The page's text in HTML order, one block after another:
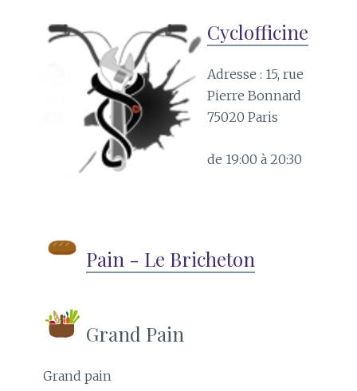
Cyclofficine
Adresse : 15, rue
Pierre Bonnard
75020 Paris
de 19:00 à 20:30
Pain - Le Bricheton
Grand Pain
Grand pain